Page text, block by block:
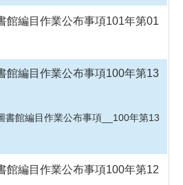
館編目作業公布事項101年第01
館編目作業公布事項100年第13
書館編目作業公布事項__100年第13
館編目作業公布事項100年第12